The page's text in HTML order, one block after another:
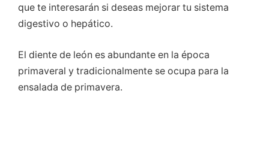
que te interesarán si deseas mejorar tu sistema
digestivo o hepático.
El diente de león es abundante en la época
primaveral y tradicionalmente se ocupa para la
ensalada de primavera.